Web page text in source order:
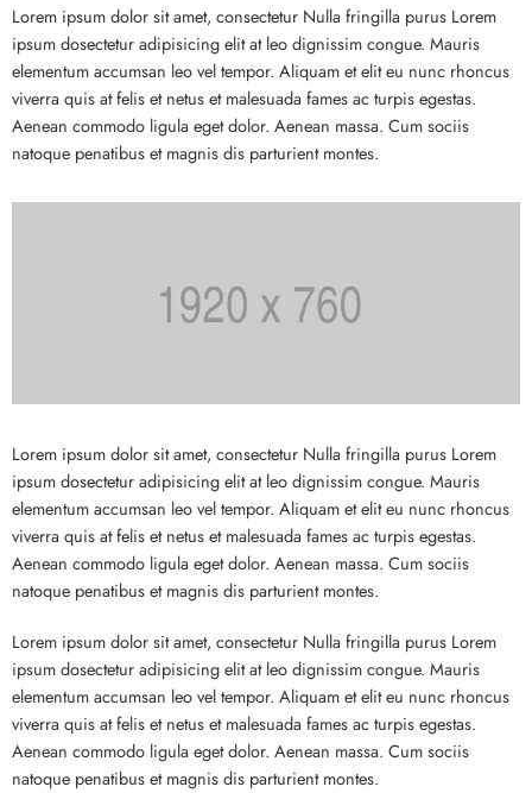
Lorem ipsum dolor sit amet, consectetur Nulla fringilla purus Lorem
ipsum dosectetur adipisicing elit at leo dignissim congue. Mauris
elementum accumsan leo vel tempor. Aliquam et elit eu nunc rhoncus
viverra quis at felis et netus et malesuada fames ac turpis egestas.
Aenean commodo ligula eget dolor. Aenean massa. Cum sociis
natoque penatibus et magnis dis parturient montes.
Lorem ipsum dolor sit amet, consectetur Nulla fringilla purus Lorem
ipsum dosectetur adipisicing elit at leo dignissim congue. Mauris
elementum accumsan leo vel tempor. Aliquam et elit eu nunc rhoncus
viverra quis at felis et netus et malesuada fames ac turpis egestas.
Aenean commodo ligula eget dolor. Aenean massa. Cum sociis
natoque penatibus et magnis dis parturient montes.
Lorem ipsum dolor sit amet, consectetur Nulla fringilla purus Lorem
ipsum dosectetur adipisicing elit at leo dignissim congue. Mauris
elementum accumsan leo vel tempor. Aliquam et elit eu nunc rhoncus
viverra quis at felis et netus et malesuada fames ac turpis egestas.
Aenean commodo ligula eget dolor. Aenean massa. Cum sociis
natoque penatibus et magnis dis parturient montes.